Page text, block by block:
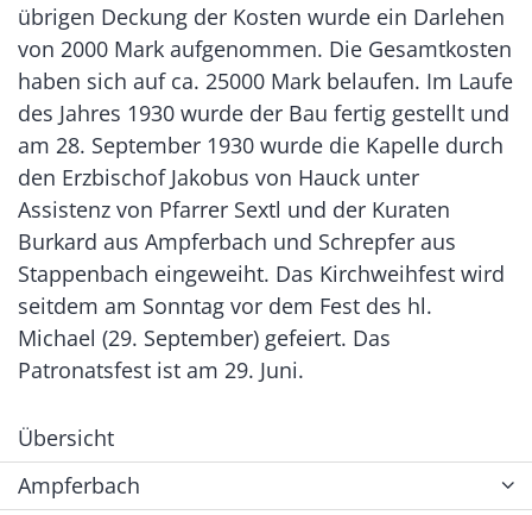
übrigen Deckung der Kosten wurde ein Darlehen
von 2000 Mark aufgenommen. Die Gesamtkosten
haben sich auf ca. 25000 Mark belaufen. Im Laufe
des Jahres 1930 wurde der Bau fertig gestellt und
am 28. September 1930 wurde die Kapelle durch
den Erzbischof Jakobus von Hauck unter
Assistenz von Pfarrer Sextl und der Kuraten
Burkard aus Ampferbach und Schrepfer aus
Stappenbach eingeweiht. Das Kirchweihfest wird
seitdem am Sonntag vor dem Fest des hl.
Michael (29. September) gefeiert. Das
Patronatsfest ist am 29. Juni.
Übersicht
Ampferbach